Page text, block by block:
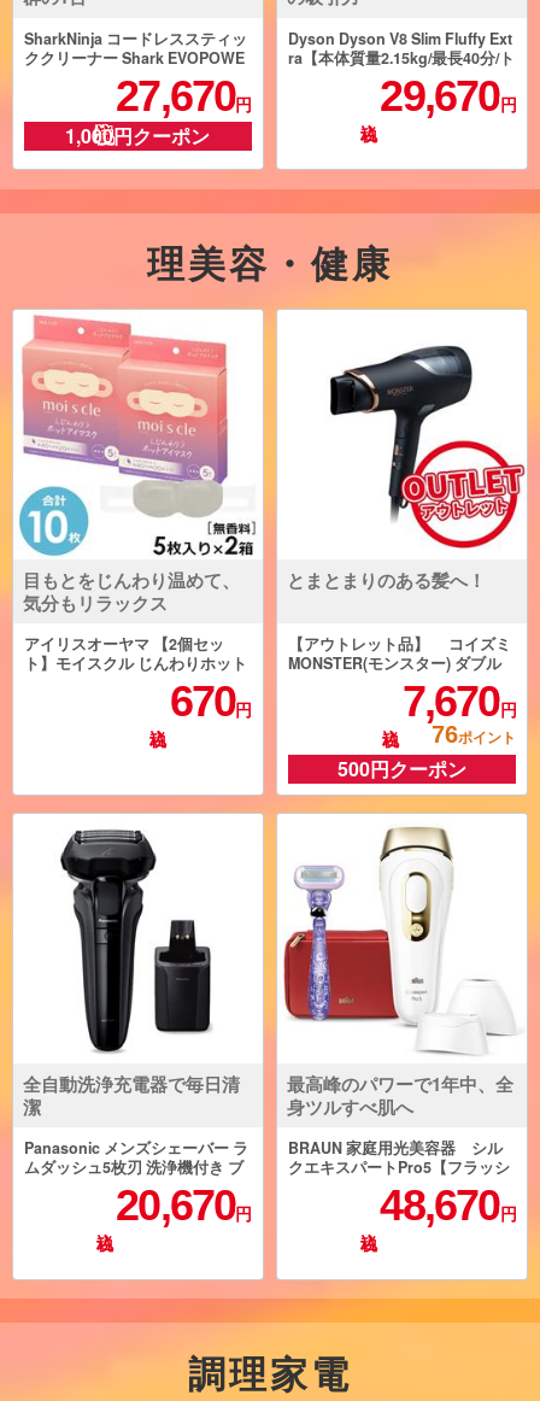
SharkNinja コードレススティッ
ククリーナー Shark EVOPOWE
R SYSTEM ADV CS600JWH
27,670円
1,000円クーポン
Dyson Dyson V8 Slim Fluffy Ext
ra【本体質量2.15kg/最長40分/ト
リガー式/ブルー】 SV10KEXTB
29,670 円
理美容・健康
目もとをじんわり温めて、
気分もリラックス
アイリスオーヤマ 【2個セッ
ト】モイスクル じんわりホット
アイマスク[無香料５枚入り] MS
670円
とまとまりのある髪へ！
【アウトレット品】 コイズミ
MONSTER(モンスター) ダブル
ファンドライヤー ブラック K
7,670 円
76ポイント
500円クーポン
全自動洗浄充電器で毎日清
潔
Panasonic メンズシェーバー ラ
ムダッシュ5枚刃 洗浄機付き ブ
ラック ES-LVHX-K20,670円
最高峰のパワーで1年中、全
身ツルすべ肌へ
BRAUN 家庭用光美容器 シル
クエキスパートPro5【フラッシ
ュ自動調節/VIO対応/3モード】 P
48,670 円
調理家電